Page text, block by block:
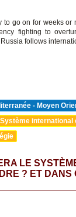
go on for weeks or
fighting to
follows
- Moyen
Système international
LE
? ET DANS